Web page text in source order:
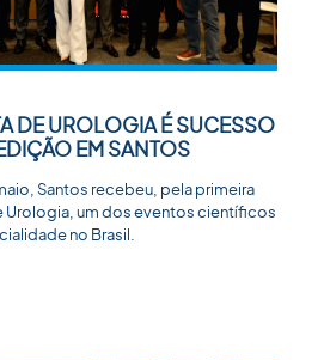
DE UROLOGIA É SUCESSO
EM SANTOS
Santos recebeu, pela primeira
Urologia, um dos eventos científicos
no Brasil.